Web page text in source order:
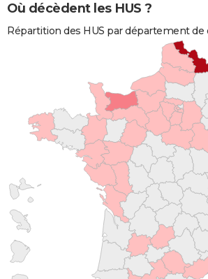
Où décèdent les HUS ?
Répartition des HUS par département de